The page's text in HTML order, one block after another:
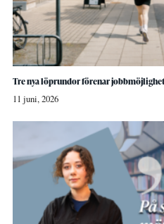
Tre nya löprundor förenar
11 juni, 2026